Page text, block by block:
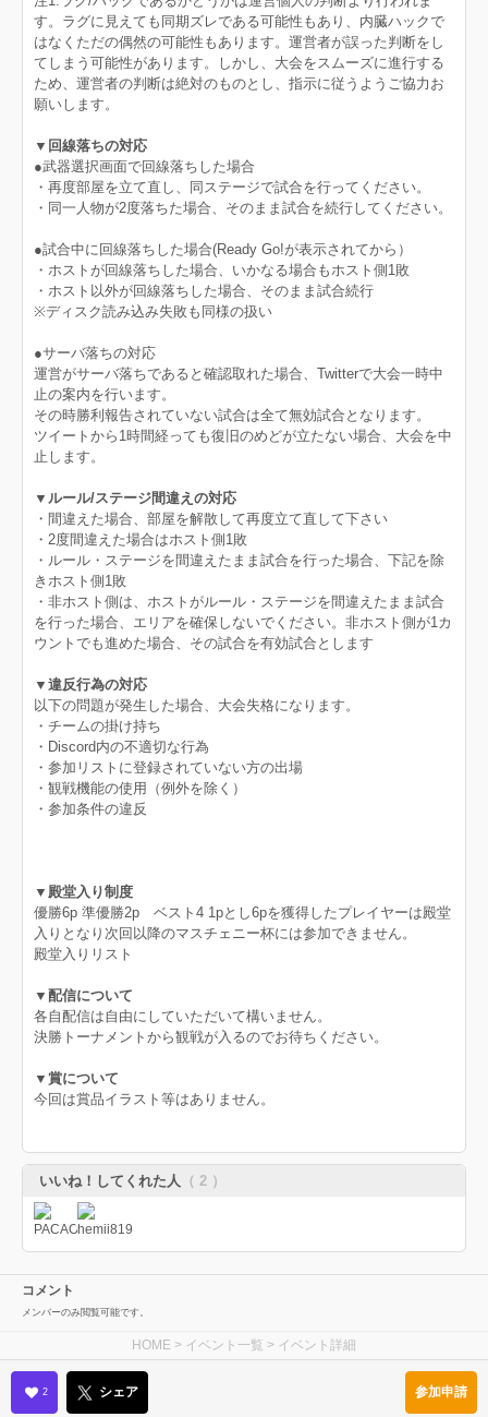
す。ラグに見えても同期ズレである可能性もあり、内臓ハックで
はなくただの偶然の可能性もあります。運営者が誤った判断をし
てしまう可能性があります。しかし、大会をスムーズに進行する
ため、運営者の判断は絶対のものとし、指示に従うようご協力お
願いします。
▼回線落ちの対応
●武器選択画面で回線落ちした場合
・再度部屋を立て直し、同ステージで試合を行ってください。
・同一人物が2度落ちた場合、そのまま試合を続行してください。
●試合中に回線落ちした場合(Ready Go!が表示されてから）
・ホストが回線落ちした場合、いかなる場合もホスト側1敗
・ホスト以外が回線落ちした場合、そのまま試合続行
※ディスク読み込み失敗も同様の扱い
●サーバ落ちの対応
運営がサーバ落ちであると確認取れた場合、Twitterで大会一時中
止の案内を行います。
その時勝利報告されていない試合は全て無効試合となります。
ツイートから1時間経っても復旧のめどが立たない場合、大会を中
止します。
▼ルール/ステージ間違えの対応
・間違えた場合、部屋を解散して再度立て直して下さい
・2度間違えた場合はホスト側1敗
・ルール・ステージを間違えたまま試合を行った場合、下記を除
きホスト側1敗
・非ホスト側は、ホストがルール・ステージを間違えたまま試合
を行った場合、エリアを確保しないでください。非ホスト側が1カ
ウントでも進めた場合、その試合を有効試合とします
▼違反行為の対応
以下の問題が発生した場合、大会失格になります。
・チームの掛け持ち
・Discord内の不適切な行為
・参加リストに登録されていない方の出場
・観戦機能の使用（例外を除く）
・参加条件の違反
▼殿堂入り制度
優勝6p 準優勝2p ベスト4 1pとし6pを獲得したプレイヤーは殿堂
入りとなり次回以降のマスチェニー杯には参加できません。
殿堂入りリスト
▼配信について
各自配信は自由にしていただいて構いません。
決勝トーナメントから観戦が入るのでお待ちください。
▼賞について
今回は賞品イラスト等はありません。
いいね！してくれた人 （ 2 ）
コメント
メンバーのみ閲覧可能です。
HOME > イベント一覧 > イベント詳細
2 シェア 参加申請